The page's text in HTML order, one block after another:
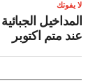
لا يفوتك
عند متم اكتوبر